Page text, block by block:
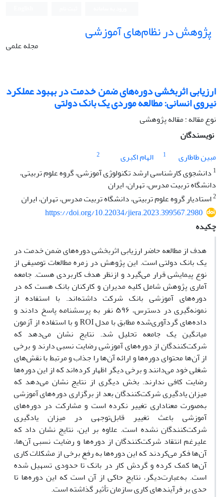
پژوهش در نظام‌های آموزشی
مجله علمی
ارزیابی اثربخشی دوره‌های ضمن خدمت در بهبود عملکرد
نیروی انسانی: مطالعه موردی یک بانک دولتی
نوع مقاله : مقاله پژوهشی
نویسندگان
مبین طاطاری
1 الهام اکبری
2
1 دانشجوی کارشناسی ارشد تکنولوژی آموزشی، گروه علوم تربیتی،
دانشگاه تربیت مدرس، تهران، ایران
2استادیار گروه علوم تربیتی، دانشگاه تربیت مدرس، تهران، ایران
https://doi.org/10.22034/jiera.2023.399567.2980
چکیده
هدف از مطالعه حاضر ارزیابی اثربخشی دوره‌های ضمن خدمت در
یک بانک دولتی است. این پژوهش در زمره مطالعات توصیفی از
نوع پیمایشی قرار می‌گیرد و ازنظر هدف کاربردی هست. جامعه
آماری پژوهش شامل کلیه مدیران و کارکنان بانک هست که در
دوره‌های آموزشی بانک شرکت داشته‌اند. با استفاده از
نمونه‌گیری در دسترس، ۵۹۶ نفر به پرسشنامه پاسخ دادند و
داده‌های گردآوری‌شده مطابق با مدل ROI و با استفاده از آزمون
میانگین یک جامعه تحلیل شد. نتایج نشان می‌دهد که
شرکت‌کنندگان از دوره‌های آموزشی رضایت نسبی دارند و برخی
از آن‌ها محتوای دوره‌ها و ارائه آن‌ها را جذاب و مرتبط با نقش‌های
شغلی خود می‌دانند و برخی دیگر اظهار کرده‌اند که از این دوره‌ها
رضایت کافی ندارند. بخش دیگری از نتایج نشان می‌دهد که
میزان یادگیری شرکت‌کنندگان بعد از برگزاری دوره‌های آموزشی
به‌صورت معناداری تغییر نکرده است و مشارکت در دوره‌های
آموزشی باعث تغییر قابل‌توجهی در میزان یادگیری
شرکت‌کنندگان نشده است. علاوه بر این، نتایج نشان داد که
علیرغم انتقاد شرکت‌کنندگان از دوره‌ها و رضایت نسبی آن‌ها،
آن‌ها فکر می‌کردند که این دوره‌ها به رفع برخی از مشکلات کاری
آن‌ها کمک کرده و گردش کار در بانک تا حدودی تسهیل شده
است. به‌عبارت‌دیگر، نتایج حاکی از آن است که این دوره‌ها تا
حدی بر فرآیندهای کاری سازمان تأثیر گذاشته است.